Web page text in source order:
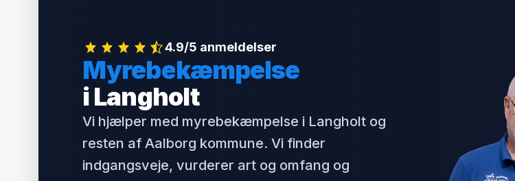
4.9/5 anmeldelser
Myrebekæmpelse
i Langholt
Vi hjælper med myrebekæmpelse i Langholt og
resten af Aalborg kommune. Vi finder
indgangsveje, vurderer art og omfang og